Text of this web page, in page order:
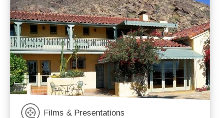
Films & Presentations